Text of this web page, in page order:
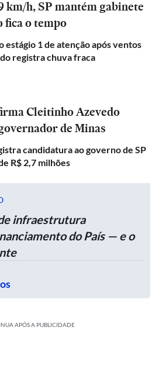
km/h, SP mantém gabinete
fica o tempo
estágio 1 de atenção após ventos
registra chuva fraca
Cleitinho Azevedo
de Minas
candidatura ao governo de SP
R$ 2,7 milhões
infraestrutura
do País — e o
APÓS A PUBLICIDADE